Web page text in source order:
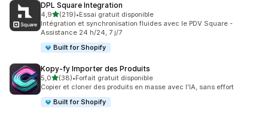
DPL Square Integration
4,9étoile(s) sur 5
(219)
219 avis au total
•Essai gratuit disponible
Intégration et synchronisation fluides avec le PDV Square -
Assistance 24 h/24, 7 j/7
Built for Shopify
Kopy‑fy Importer des Produits
5,0étoile(s) sur 5
(38)
38 avis au total
•Forfait gratuit disponible
Copier et cloner des produits en masse avec l'IA, sans effort
Built for Shopify